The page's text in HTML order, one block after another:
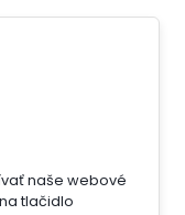
naše webové
tlačidlo